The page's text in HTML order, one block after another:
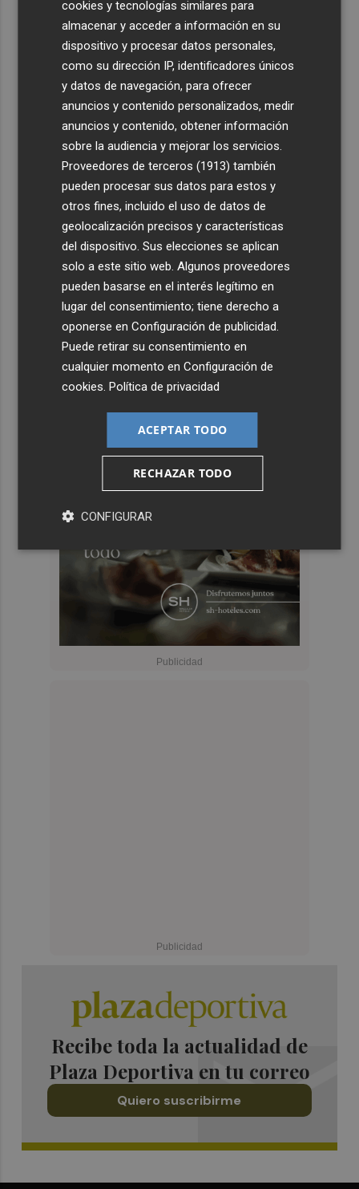
Recibe toda la actualidad de
Plaza Deportiva en tu correo
Quiero suscribirme
cookies y tecnologías similares para
almacenar y acceder a información en su
dispositivo y procesar datos personales,
como su dirección IP, identificadores únicos
y datos de navegación, para ofrecer
anuncios y contenido personalizados, medir
anuncios y contenido, obtener información
sobre la audiencia y mejorar los servicios.
Proveedores de terceros (1913) también
pueden procesar sus datos para estos y
otros fines, incluido el uso de datos de
geolocalización precisos y características
del dispositivo. Sus elecciones se aplican
solo a este sitio web. Algunos proveedores
pueden basarse en el interés legítimo en
lugar del consentimiento; tiene derecho a
oponerse enConfiguración de publicidad.
Puede retirar su consentimiento en
cualquier momento enConfiguración de
cookies.Política de privacidad
ACEPTAR TODO
RECHAZAR TODO
CONFIGURAR